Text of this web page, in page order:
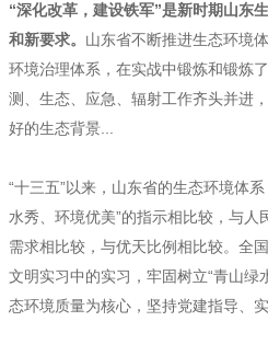
“深化改革，建设铁军”是新时期山东
和新要求。 山东省不断推进生态环境
环境治理体系，在实战中锻炼和锻炼
测、生态、应急、辐射工作齐头并进
好的生态背景...
“十三五”以来，山东省的生态环境体
水秀、环境优美”的指示相比较，与
需求相比较，与优天比例相比较。全
文明实习中的实习，牢固树立“青山绿
态环境质量为核心，坚持党建指导、